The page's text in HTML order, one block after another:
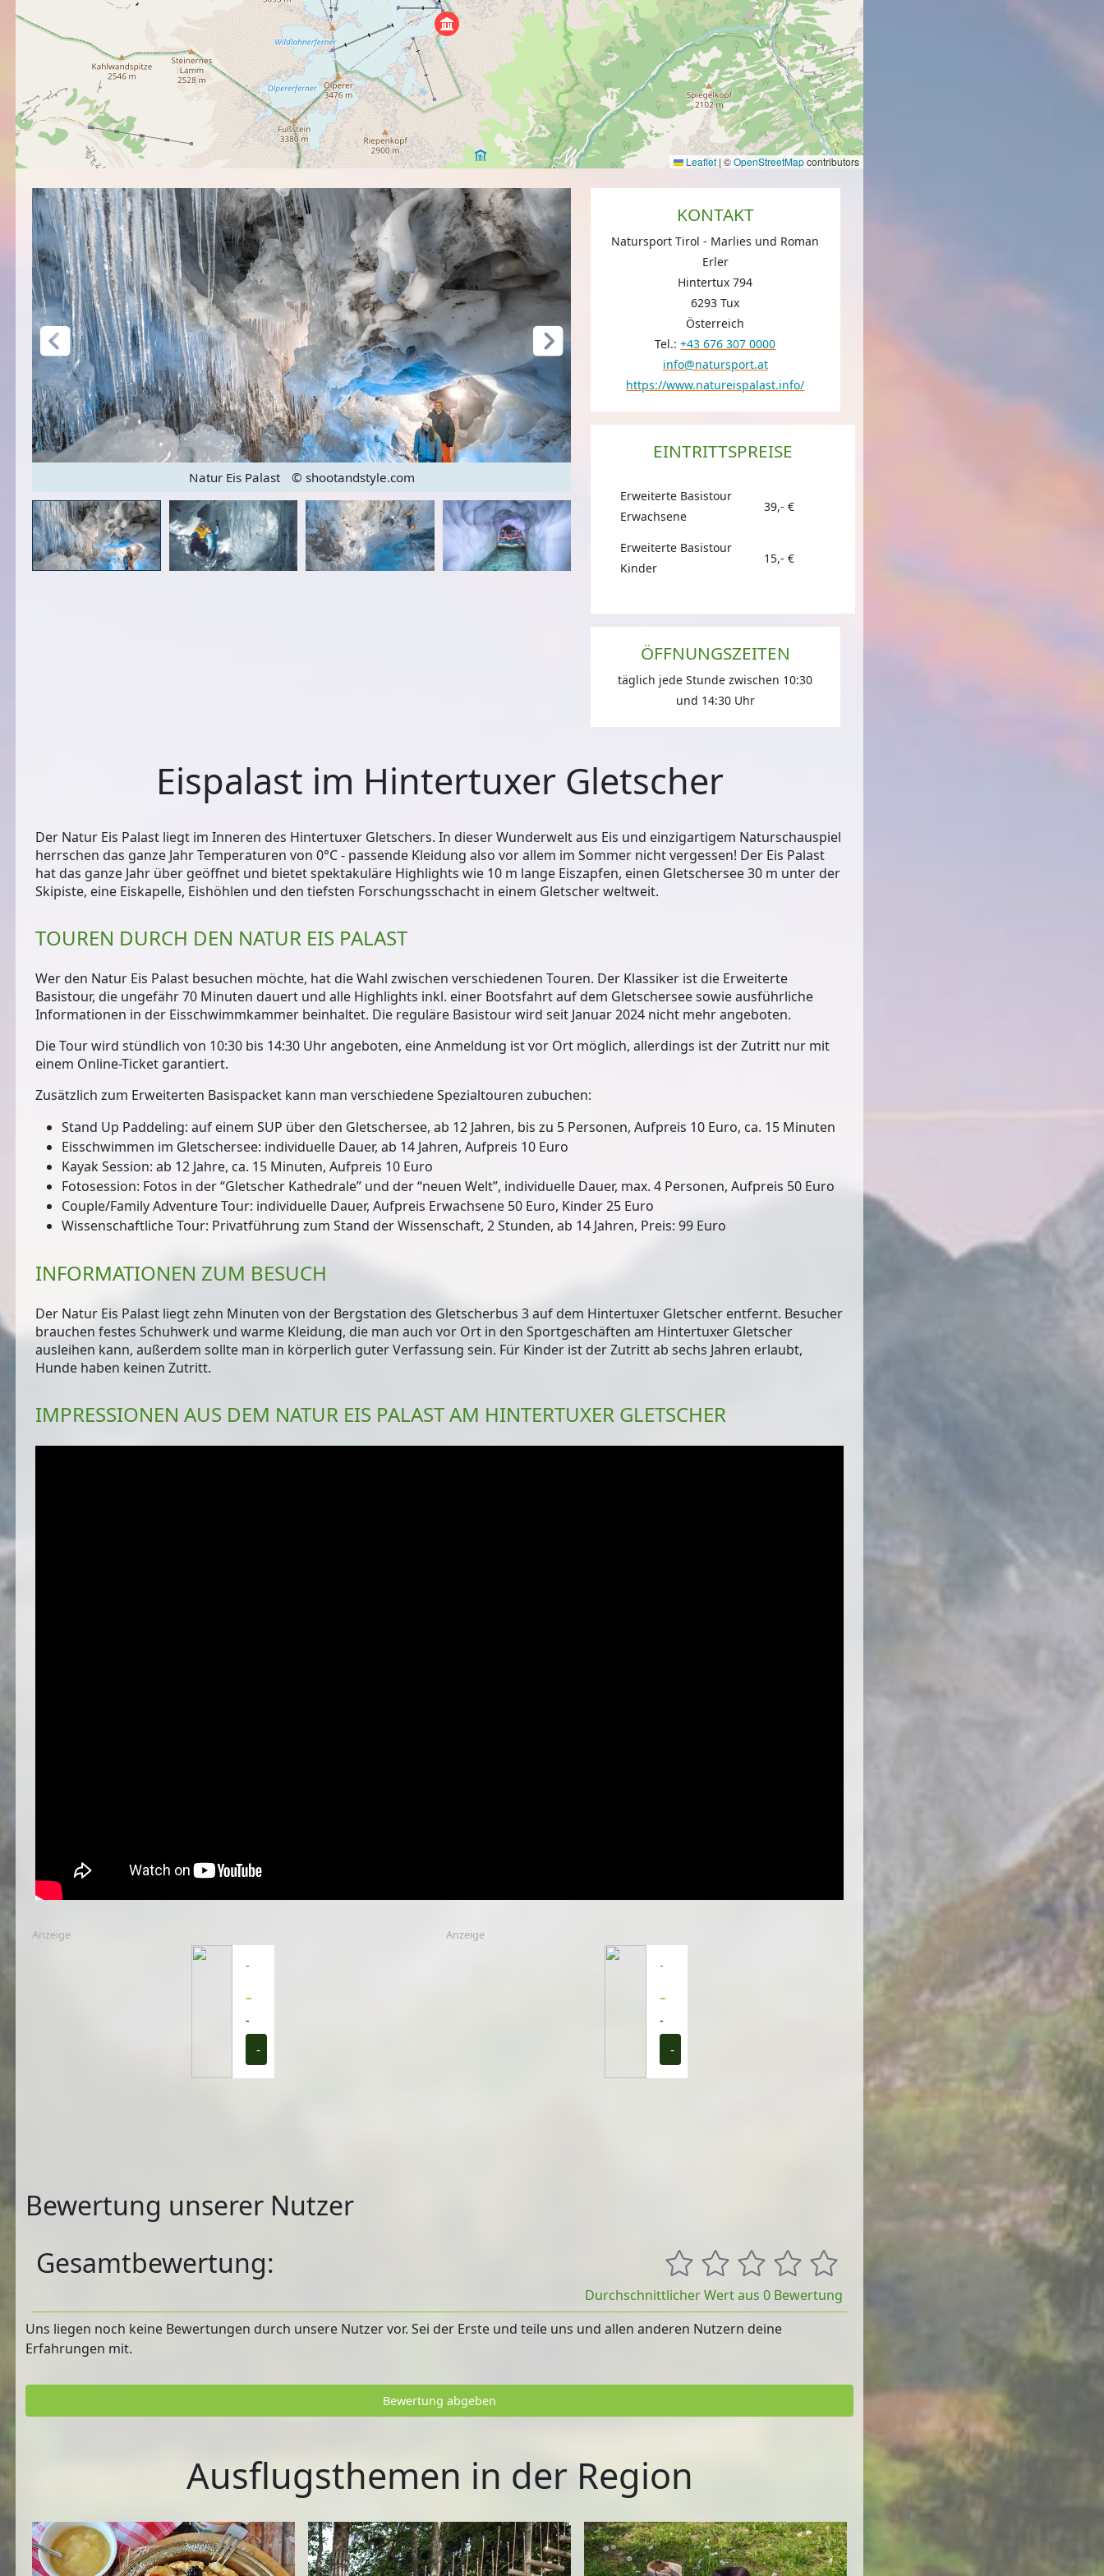
Leaflet | ©OpenStreetMapcontributors
Natur Eis Palast © shootandstyle.com
KONTAKT
Natursport Tirol - Marlies und Roman
Erler
Hintertux 794
6293 Tux
Österreich
Tel.:+43 676 307 0000
info@natursport.at
https://www.natureispalast.info/
EINTRITTSPREISE
Erweiterte Basistour
Erwachsene
39,- €
Erweiterte Basistour
Kinder
15,- €
ÖFFNUNGSZEITEN
täglich jede Stunde zwischen 10:30
und 14:30 Uhr
Eispalast im Hintertuxer Gletscher
Der Natur Eis Palast liegt im Inneren des Hintertuxer Gletschers. In dieser Wunderwelt aus Eis und einzigartigem Naturschauspiel
herrschen das ganze JahrTemperaturen von 0°C- passende Kleidung also vor allem im Sommer nicht vergessen! Der Eis Palast
hat das ganze Jahr über geöffnet und bietet spektakuläre Highlights wie 10 m lange Eiszapfen, einen Gletschersee 30 m unter der
Skipiste, eine Eiskapelle, Eishöhlen und den tiefsten Forschungsschacht in einem Gletscher weltweit.
TOUREN DURCH DEN NATUR EIS PALAST
Wer den Natur Eis Palast besuchen möchte, hat die Wahl zwischen verschiedenen Touren. Der Klassiker ist die Erweiterte
Basistour, die ungefähr 70 Minuten dauert und alle Highlights inkl. einer Bootsfahrt auf dem Gletschersee sowie ausführliche
Informationen in der Eisschwimmkammer beinhaltet. Die reguläre Basistour wird seit Januar 2024 nicht mehr angeboten.
Die Tour wird stündlich von 10:30 bis 14:30 Uhr angeboten, eine Anmeldung ist vor Ort möglich, allerdings ist der Zutritt nur mit
einem Online-Ticket garantiert.
Zusätzlich zum Erweiterten Basispacket kann man verschiedene Spezialtouren zubuchen:
Stand Up Paddeling: auf einem SUP über den Gletschersee, ab 12 Jahren, bis zu 5 Personen, Aufpreis 10 Euro, ca. 15 Minuten
Eisschwimmen im Gletschersee: individuelle Dauer, ab 14 Jahren, Aufpreis 10 Euro
Kayak Session: ab 12 Jahre, ca. 15 Minuten, Aufpreis 10 Euro
Fotosession: Fotos in der “Gletscher Kathedrale” und der “neuen Welt”, individuelle Dauer, max. 4 Personen, Aufpreis 50 Euro
Couple/Family Adventure Tour: individuelle Dauer, Aufpreis Erwachsene 50 Euro, Kinder 25 Euro
Wissenschaftliche Tour: Privatführung zum Stand der Wissenschaft, 2 Stunden, ab 14 Jahren, Preis: 99 Euro
INFORMATIONEN ZUM BESUCH
Der Natur Eis Palast liegt zehn Minuten von der Bergstation des Gletscherbus 3 auf dem Hintertuxer Gletscher entfernt. Besucher
brauchen festes Schuhwerk und warme Kleidung, die man auch vor Ort in den Sportgeschäften am Hintertuxer Gletscher
ausleihen kann, außerdem sollte man in körperlich guter Verfassung sein. Für Kinder ist der Zutritt ab sechs Jahren erlaubt,
Hunde haben keinen Zutritt.
IMPRESSIONEN AUS DEM NATUR EIS PALAST AM HINTERTUXER GLETSCHER
Anzeige
-
-
-
-
Anzeige
-
-
-
-
Bewertung unserer Nutzer
Gesamtbewertung:
Durchschnittlicher Wert aus 0 Bewertung
Uns liegen noch keine Bewertungen durch unsere Nutzer vor. Sei der Erste und teile uns und allen anderen Nutzern deine
Erfahrungen mit.
Bewertung abgeben
Ausflugsthemen in der Region